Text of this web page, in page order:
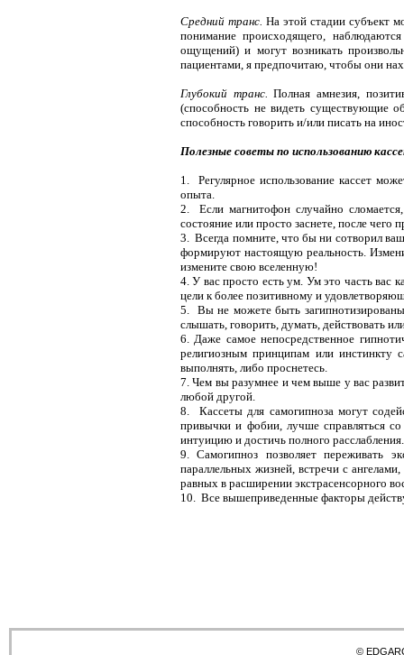
Средний транс. На этой стадии субъект
понимание происходящего,
ощущений) и могут возникать
пациентами, я предпочитаю, чтобы они
Глубокий транс. Полная амнезия,
(способность не видеть существующие
способность говорить и/или писать на
Полезные советы по использованию
1. Регулярное использование кассет
опыта.
2. Если магнитофон случайно
состояние или просто заснете, после чего
3. Всегда помните, что бы ни сотворил
формируют настоящую реальность.
измените свою вселенную!
4. У вас просто есть ум. Ум это часть вас
цели к более позитивному и
5. Вы не можете быть
слышать, говорить, думать, действовать
6. Даже самое непосредственное
религиозным принципам или инстинкту
выполнять, либо проснетесь.
7. Чем вы разумнее и чем выше у вас
любой другой.
8. Кассеты для самогипноза могут
привычки и фобии, лучше справляться
интуицию и достичь полного расслабления.
9. Самогипноз позволяет переживать
параллельных жизней, встречи с
равных в расширении экстрасенсорного
10. Все вышеприведенные факторы
©